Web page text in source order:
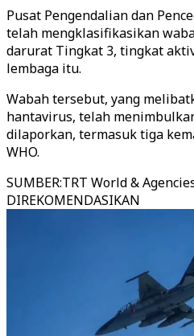
Pusat Pengendalian dan
telah mengklasifikasikan
darurat Tingkat 3, tingkat
lembaga itu.
Wabah tersebut, yang
hantavirus, telah
dilaporkan, termasuk tiga
WHO.
SUMBER:TRT World &
DIREKOMENDASIKAN